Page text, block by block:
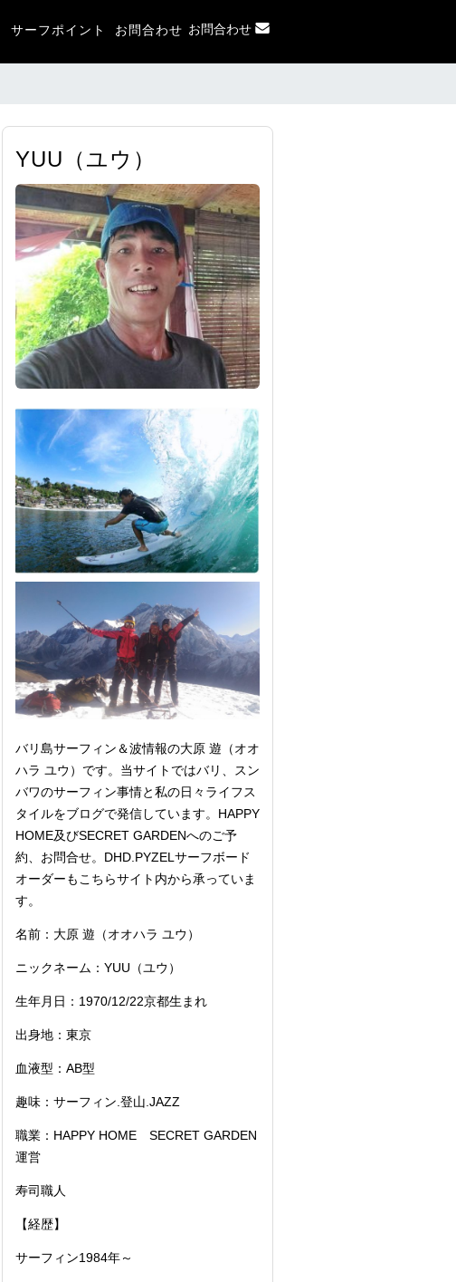
サーフポイント お問合わせ お問合わせ
YUU（ユウ）
バリ島サーフィン＆波情報の大原 遊（オオ
ハラ ユウ）です。当サイトではバリ、スン
バワのサーフィン事情と私の日々ライフス
タイルをブログで発信しています。HAPPY
HOME及びSECRET GARDENへのご予
約、お問合せ。DHD.PYZELサーフボード
オーダーもこちらサイト内から承っていま
す。
名前：大原 遊（オオハラ ユウ）
ニックネーム：YUU（ユウ）
生年月日：1970/12/22京都生まれ
出身地：東京
血液型：AB型
趣味：サーフィン.登山.JAZZ
職業：HAPPY HOME SECRET GARDEN
運営
寿司職人
【経歴】
サーフィン1984年～